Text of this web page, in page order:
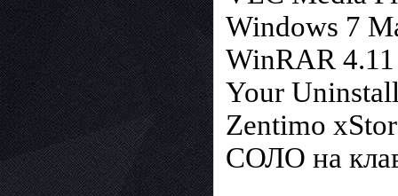
Windows 7
WinRAR
Your
Zentimo
СОЛО на